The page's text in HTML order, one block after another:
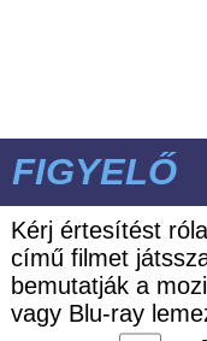
FIGYELŐ
Kérj értesítést
című filmet
bemutatják a
vagy Blu-ray